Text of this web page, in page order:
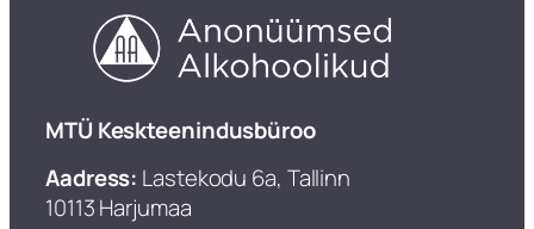
​MTÜ Keskteenindusbüroo
Aadress: Lastekodu 6a, Tallinn
10113 Harjumaa